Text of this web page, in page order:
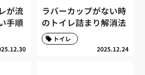
が流
手順
ラバーカップがない時
のトイレ詰まり解消法
2025.12.24
トイレ